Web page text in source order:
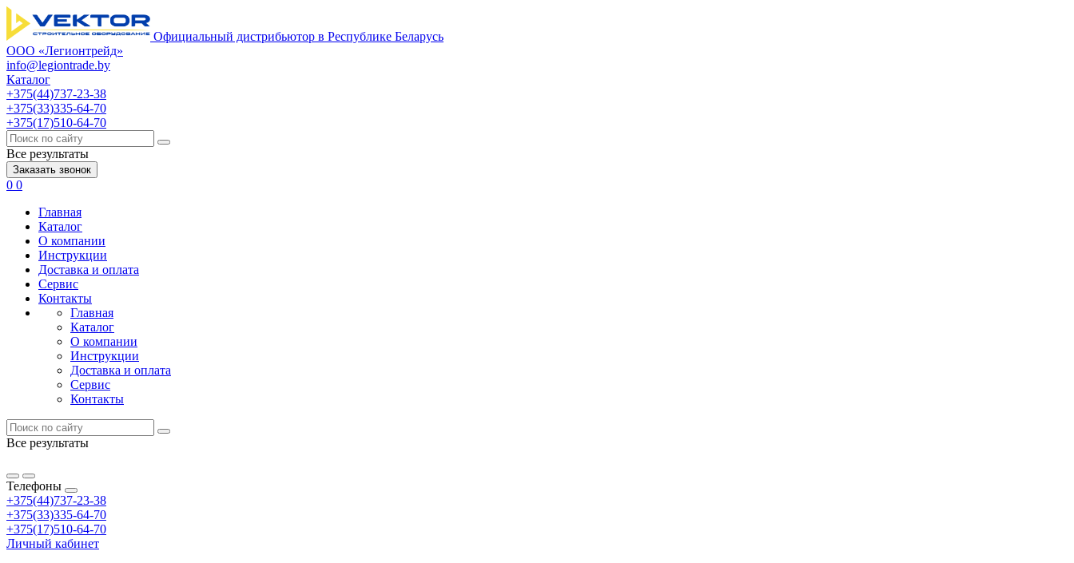
Официальный дистрибьютор в Республике Беларусь
ООО «Легионтрейд»
info@legiontrade.by
Каталог
+375(44)737-23-38
+375(33)335-64-70
+375(17)510-64-70
Все результаты
Заказать звонок
0 0
Главная
Каталог
О компании
Инструкции
Доставка и оплата
Сервис
Контакты
Главная
Каталог
О компании
Инструкции
Доставка и оплата
Сервис
Контакты
Все результаты
Телефоны
+375(44)737-23-38
+375(33)335-64-70
+375(17)510-64-70
Личный кабинет